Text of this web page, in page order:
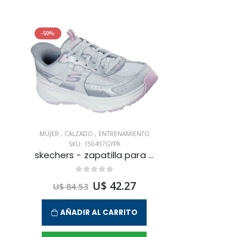
-50%
MUJER , CALZADO , ENTRENAMIENTO
SKU: 150497GYPK
skechers - zapatilla para entrenamiento edgeride para mujer
U$ 84.53 U$ 42.27
AÑADIR AL CARRITO